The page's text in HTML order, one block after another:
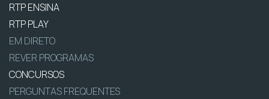
RTP ENSINA
RTP PLAY
EM DIRETO
REVER PROGRAMAS
CONCURSOS
PERGUNTAS FREQUENTES